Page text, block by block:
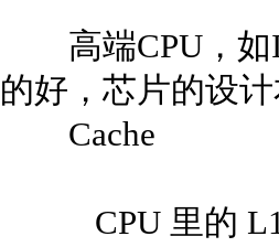
高端CPU，如I5
的好，芯片的设
Cache
CPU 里的 L1